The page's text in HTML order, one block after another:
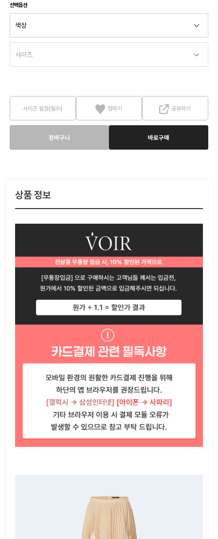
선택옵션
사이즈 설정(필수) 찜하기 공유하기
장바구니 바로구매
상품 정보